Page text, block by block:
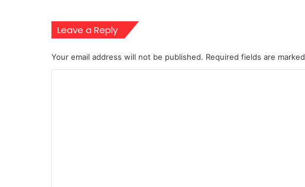
Leave a Reply
Your email address will not be published. Required fields are marked